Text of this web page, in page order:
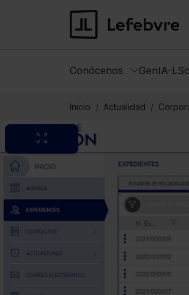
Conócenos GenIA-L
Inicio Actualidad